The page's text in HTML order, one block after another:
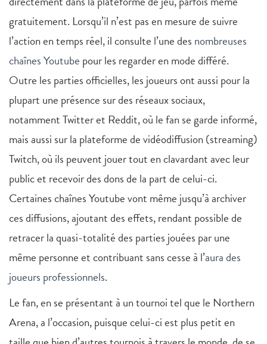
gratuitement. Lorsqu’il n’est pas en mesure de suivre
l’action en temps réel, il consulte l’une des nombreuses
chaînes Youtube pour les regarder en mode différé.
Outre les parties officielles, les joueurs ont aussi pour la
plupart une présence sur des réseaux sociaux,
notamment Twitter et Reddit, où le fan se garde informé,
mais aussi sur la plateforme de vidéodiffusion (streaming)
Twitch, où ils peuvent jouer tout en clavardant avec leur
public et recevoir des dons de la part de celui-ci.
Certaines chaînes Youtube vont même jusqu’à archiver
ces diffusions, ajoutant des effets, rendant possible de
retracer la quasi-totalité des parties jouées par une
même personne et contribuant sans cesse à l’aura des
joueurs professionnels.
Le fan, en se présentant à un tournoi tel que le Northern
Arena, a l’occasion, puisque celui-ci est plus petit en